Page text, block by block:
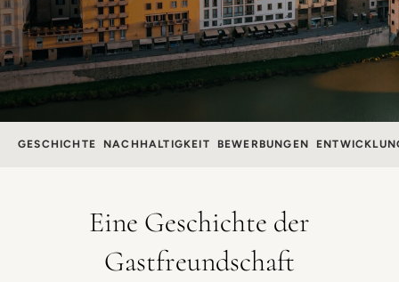
GESCHICHTE NACHHALTIGKEIT BEWERBUNGEN
Eine Geschichte der
Gastfreundschaft